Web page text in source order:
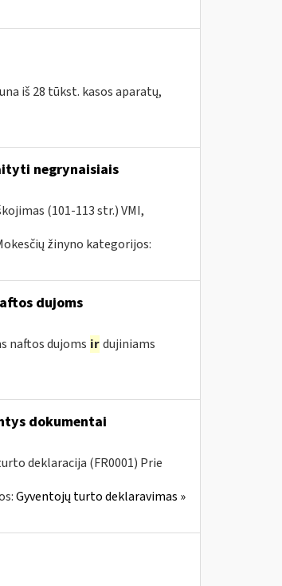
iš 28 tūkst. kasos aparatų,
negrynaisiais
(101-113 str.) VMI,
žinyno kategorijos:
dujoms
naftos dujoms ir dujiniams
dokumentai
deklaracija (FR0001) Prie
Gyventojų turto deklaravimas »